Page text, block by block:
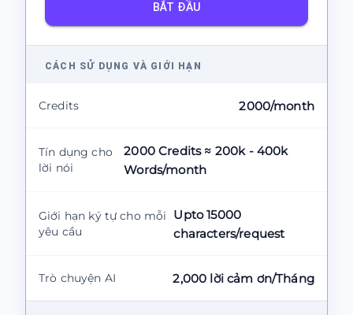
BẮT ĐẦU
CÁCH SỬ DỤNG VÀ GIỚI HẠN
Credits 2000/month
Tín dụng cho
lời nói
2000 Credits ≈ 200k - 400k
Words/month
Giới hạn ký tự cho mỗi
yêu cầu
Upto 15000
characters/request
Trò chuyện AI 2,000 lời cảm ơn/Tháng